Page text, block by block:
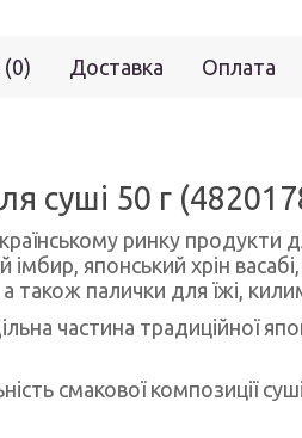
(0) Доставка Оплата
суші 50 г
ринку продукти
японський хрін
палички для їжі,
частина традиційної
смакової композиції